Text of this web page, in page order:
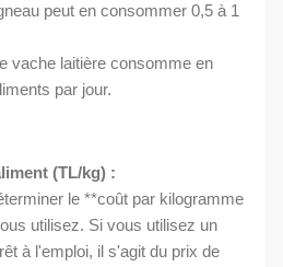
peut en consommer 0,5 à 1
vache laitière consomme en
par jour.
(TL/kg) :
le **coût par kilogramme
utilisez. Si vous utilisez un
à l'emploi, il s'agit du prix de